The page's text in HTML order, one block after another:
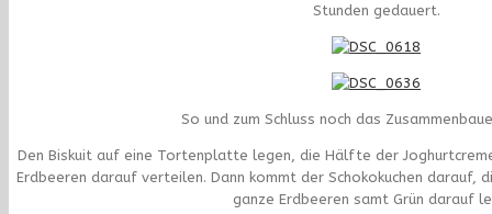
Stunden gedauert.
So und zum Schluss noch das
Den Biskuit auf eine Tortenplatte legen, die Hälfte der
Erdbeeren darauf verteilen. Dann kommt der Schokokuchen darauf,
ganze Erdbeeren samt Grün darauf